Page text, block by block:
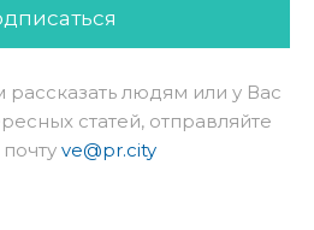
рассказать людям или у Вас
статей, отправляйте
ve@pr.city